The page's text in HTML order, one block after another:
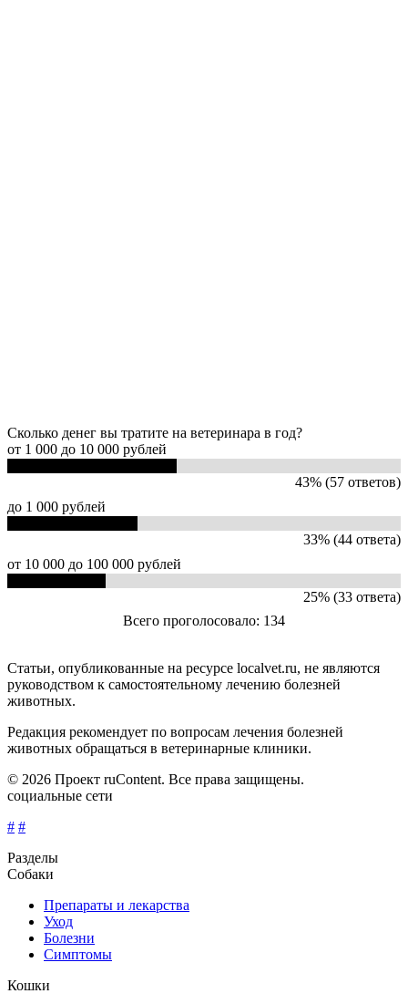
Сколько денег вы тратите на ветеринара в год?
от 1 000 до 10 000 рублей
43% (57 ответов)
до 1 000 рублей
33% (44 ответа)
от 10 000 до 100 000 рублей
25% (33 ответа)
Всего проголосовало: 134
Статьи, опубликованные на ресурсе localvet.ru, не являются
руководством к самостоятельному лечению болезней
животных.
Редакция рекомендует по вопросам лечения болезней
животных обращаться в ветеринарные клиники.
© 2026 Проект ruContent. Все права защищены.
социальные сети
# #
Разделы
Собаки
Препараты и лекарства
Уход
Болезни
Симптомы
Кошки